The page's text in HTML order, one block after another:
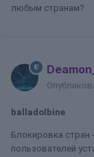
любым странам?
balladolbine
Блокировка стран
пользователей